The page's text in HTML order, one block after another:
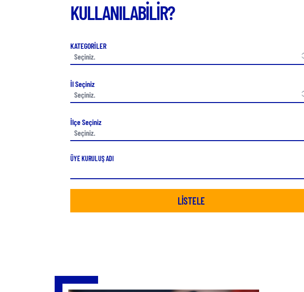
KULLANILABİLİR?
KATEGORİLER
İl Seçiniz
İlçe Seçiniz
ÜYE KURULUŞ ADI
LİSTELE